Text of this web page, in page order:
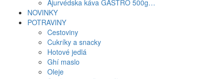
Ajurvédska káva GASTRO 500g…
NOVINKY
POTRAVINY
Cestoviny
Cukríky a snacky
Hotové jedlá
Ghí maslo
Oleje